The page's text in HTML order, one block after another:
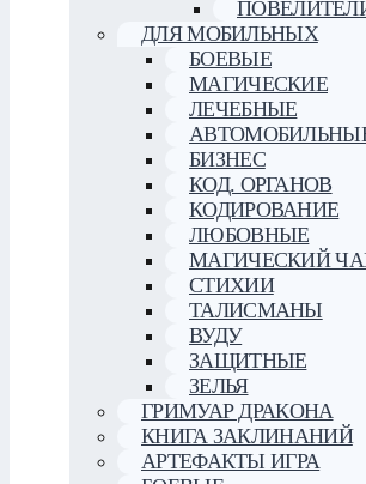
ДЛЯ МОБИЛЬНЫХ
БОЕВЫЕ
МАГИЧЕСКИЕ
ЛЕЧЕБНЫЕ
БИЗНЕС
КОД. ОРГАНОВ
КОДИРОВАНИЕ
ЛЮБОВНЫЕ
МАГИЧЕСКИЙ
СТИХИИ
ТАЛИСМАНЫ
ВУДУ
ЗАЩИТНЫЕ
ЗЕЛЬЯ
ГРИМУАР ДРАКОНА
КНИГА ЗАКЛИНАНИЙ
АРТЕФАКТЫ ИГРА